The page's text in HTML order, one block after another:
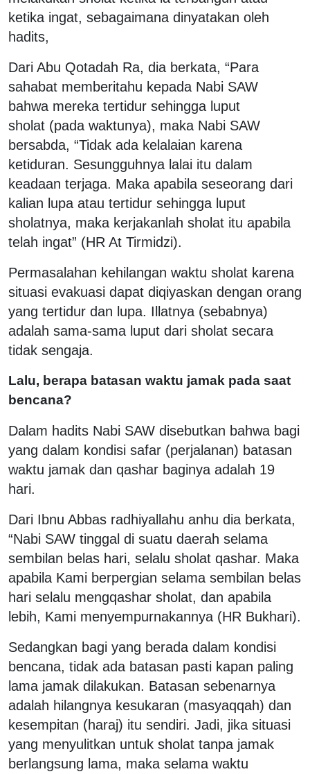
ketika ingat, sebagaimana dinyatakan oleh
hadits,
Dari Abu Qotadah Ra, dia berkata, “Para
sahabat memberitahu kepada Nabi SAW
bahwa mereka tertidur sehingga luput
sholat (pada waktunya), maka Nabi SAW
bersabda, “Tidak ada kelalaian karena
ketiduran. Sesungguhnya lalai itu dalam
keadaan terjaga. Maka apabila seseorang dari
kalian lupa atau tertidur sehingga luput
sholatnya, maka kerjakanlah sholat itu apabila
telah ingat” (HR At Tirmidzi).
Permasalahan kehilangan waktu sholat karena
situasi evakuasi dapat diqiyaskan dengan orang
yang tertidur dan lupa. Illatnya (sebabnya)
adalah sama-sama luput dari sholat secara
tidak sengaja.
Lalu, berapa batasan waktu jamak pada saat
bencana?
Dalam hadits Nabi SAW disebutkan bahwa bagi
yang dalam kondisi safar (perjalanan) batasan
waktu jamak dan qashar baginya adalah 19
hari.
Dari Ibnu Abbas radhiyallahu anhu dia berkata,
“Nabi SAW tinggal di suatu daerah selama
sembilan belas hari, selalu sholat qashar. Maka
apabila Kami berpergian selama sembilan belas
hari selalu mengqashar sholat, dan apabila
lebih, Kami menyempurnakannya (HR Bukhari).
Sedangkan bagi yang berada dalam kondisi
bencana, tidak ada batasan pasti kapan paling
lama jamak dilakukan. Batasan sebenarnya
adalah hilangnya kesukaran (masyaqqah) dan
kesempitan (haraj) itu sendiri. Jadi, jika situasi
yang menyulitkan untuk sholat tanpa jamak
berlangsung lama, maka selama waktu